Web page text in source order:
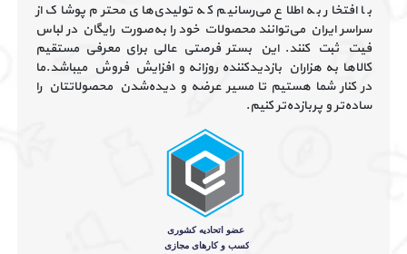
با افتخار به اطلاع می‌رسانیم که تولیدی‌های محترم پوشاک از
سراسر ایران می‌توانند محصولات خود را به‌صورت رایگان در لباس
فیت ثبت کنند. این بستر فرصتی عالی برای معرفی مستقیم
کالاها به هزاران بازدیدکننده روزانه و افزایش فروش میباشد.ما
در کنار شما هستیم تا مسیر عرضه و دیده‌شدن محصولاتتان را
ساده‌تر و پربازده‌تر کنیم.